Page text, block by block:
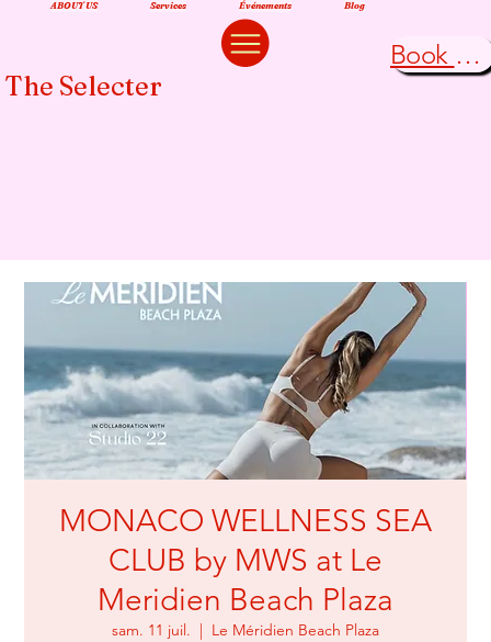
ABOUT US Services Événements Blog
The Selecter
Book Now
MONACO WELLNESS SEA
CLUB by MWS at Le
Meridien Beach Plaza
sam. 11 juil.
  |
Le Méridien Beach Plaza